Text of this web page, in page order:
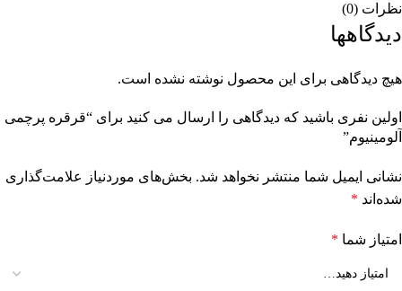
نظرات (0)
دیدگاهها
هیچ دیدگاهی برای این محصول نوشته نشده است.
اولین نفری باشید که دیدگاهی را ارسال می کنید برای “قرقره پرچمی
آلومینیوم”
نشانی ایمیل شما منتشر نخواهد شد. بخش‌های موردنیاز علامت‌گذاری
شده‌اند *
امتیاز شما *